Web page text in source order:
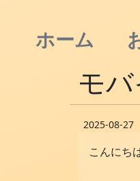
ホーム
モ
2025-08-27
こんにち